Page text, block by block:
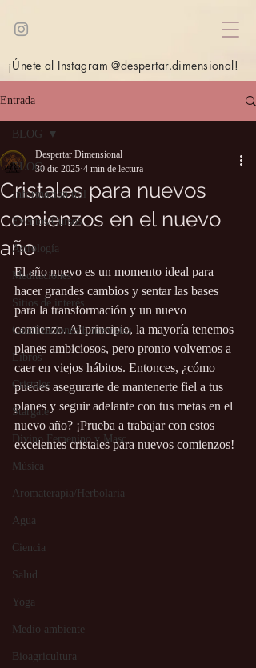
¡Únete al Instagram @despertar.dimensional!
Entrada
BLOG
Información útil
Eventos/Cursos
Astrología
Meditaciones
Sitios de interés
Canalizaciones/Entrevistas
Libros
Cristales
Stargate
Divino Femenino y Masc.
Música
Aromaterapia/Herbolaria
Agua
Ciencia
Salud
Yoga
Medio ambiente
Bioagricultura
BLOG
Cristales para nuevos
comienzos en el nuevo
año
Despertar Dimensional
30 dic 2025 4 min de lectura
El año nuevo es un momento ideal para
hacer grandes cambios y sentar las bases
para la transformación y un nuevo
comienzo. Al principio, la mayoría tenemos
planes ambiciosos, pero pronto volvemos a
caer en viejos hábitos. Entonces, ¿cómo
puedes asegurarte de mantenerte fiel a tus
planes y seguir adelante con tus metas en el
nuevo año? ¡Prueba a trabajar con estos
excelentes cristales para nuevos comienzos!